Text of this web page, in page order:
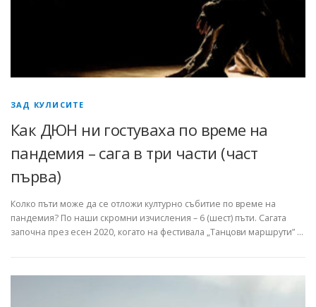
ЗАД КУЛИСИТЕ
Как ДЮН ни гостуваха по време на
пандемия – сага в три части (част
първа)
Колко пъти може да се отложи културно събитие по време на
пандемия? По наши скромни изчисления – 6 (шест) пъти. Сагата
започна през есен 2020, когато на фестивала „Танцови маршрути” …